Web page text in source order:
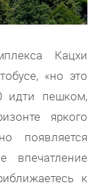
Кацхи
«но это
идти пешком,
яркого
появляется
впечатление
к